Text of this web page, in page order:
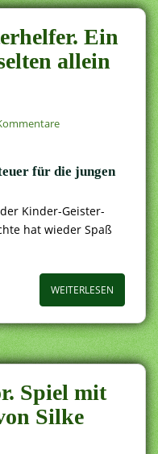
Ein
allein
für die jungen
Kinder-Geister-
hat wieder Spaß
WEITERLESEN
Spiel mit
Silke